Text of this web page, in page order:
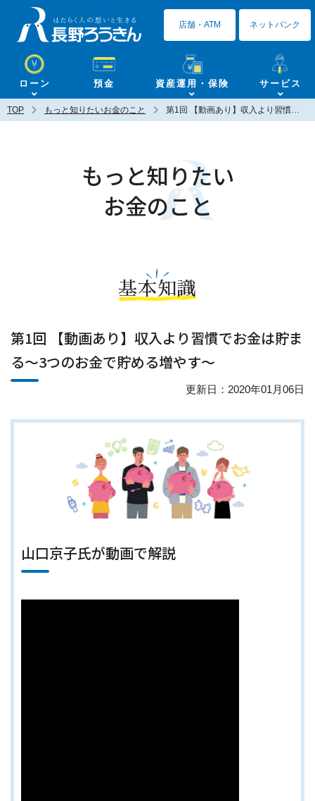
ローン 預金 資産運用・保険 サービス
店舗・ATM ネットバンク
TOP もっと知りたいお金のこと 第1回 【動画あり】収入より習慣でお金は貯まる～3つのお金で貯める増やす～
もっと知りたい
お金のこと
基本知識
第1回 【動画あり】収入より習慣でお金は貯ま
る～3つのお金で貯める増やす～
更新日：2020年01月06日
山口京子氏が動画で解説